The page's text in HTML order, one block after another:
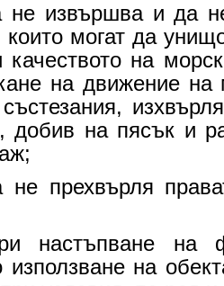
не извършва и да
които могат да
на
на движение на
добив на пясък и
не прехвърля
настъпване на
използване на